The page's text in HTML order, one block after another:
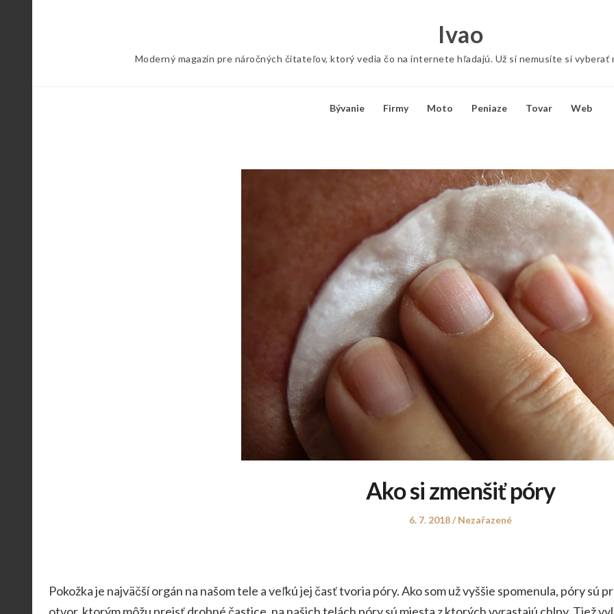
Ivao
Moderný magazín pre náročných čitateľov, ktorý vedia čo na internete hľadajú. Už si nemusíte si vyberať
Bývanie Firmy Moto Peniaze Tovar Web
Ako si zmenšiť póry
Posted
6. 7. 2018
Posted
Nezařazené
Pokožka je najväčší orgán na našom tele a veľkú jej časť tvoria póry. Ako som už vyššie spomenula, póry sú